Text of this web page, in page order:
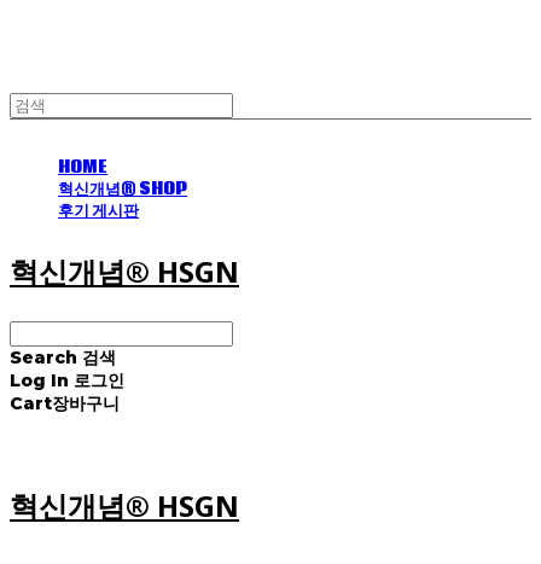
HOME
혁신개념® SHOP
후기 게시판
혁신개념® HSGN
Search 검색
Log In 로그인
Cart장바구니
혁신개념® HSGN